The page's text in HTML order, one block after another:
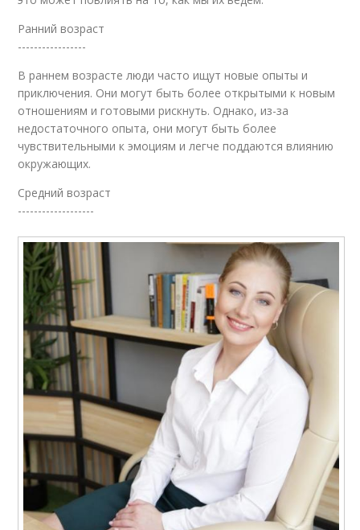
Ранний возраст
-----------------
В раннем возрасте люди часто ищут новые опыты и
приключения. Они могут быть более открытыми к новым
отношениям и готовыми рискнуть. Однако, из-за
недостаточного опыта, они могут быть более
чувствительными к эмоциям и легче поддаются влиянию
окружающих.
Средний возраст
-------------------